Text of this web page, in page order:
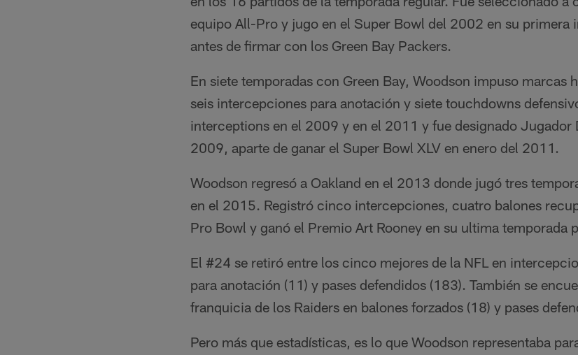
equipo All-Pro y jugo en el Super Bowl del 2002 en su primera
antes de firmar con los Green Bay Packers.
En siete temporadas con Green Bay, Woodson impuso marcas
seis intercepciones para anotación y siete touchdowns
interceptions en el 2009 y en el 2011 y fue designado Jugador
2009, aparte de ganar el Super Bowl XLV en enero del 2011.
Woodson regresó a Oakland en el 2013 donde jugó tres
en el 2015. Registró cinco intercepciones, cuatro balones
Pro Bowl y ganó el Premio Art Rooney en su ultima temporada
El #24 se retiró entre los cinco mejores de la NFL en
para anotación (11) y pases defendidos (183). También se
franquicia de los Raiders en balones forzados (18) y pases
Pero más que estadísticas, es lo que Woodson representaba